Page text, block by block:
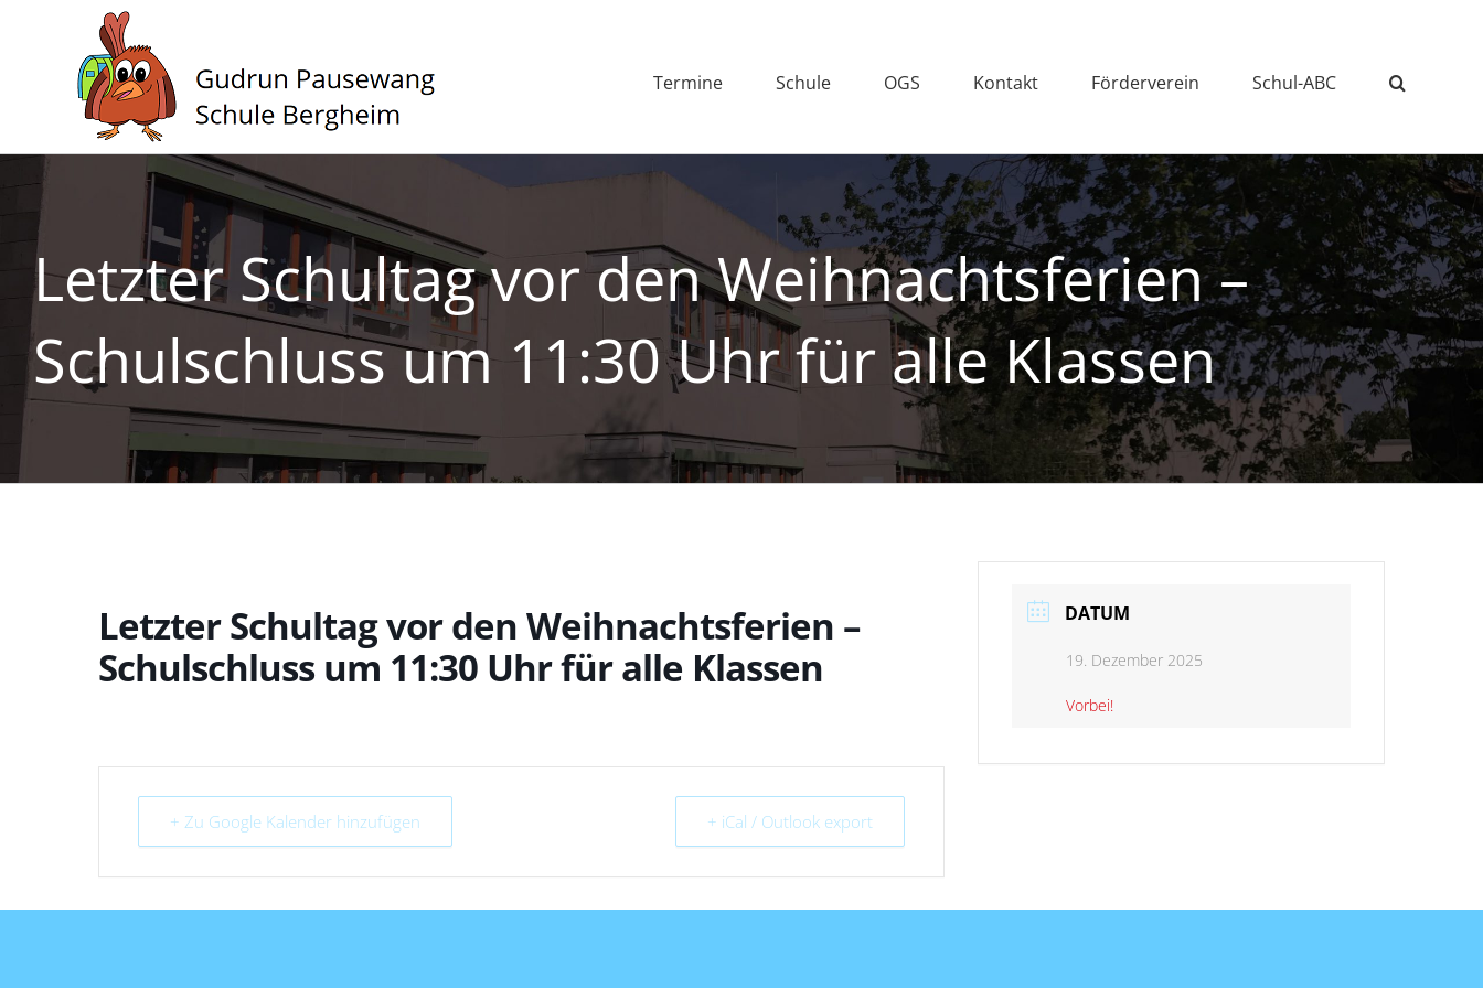
Termine Schule OGS Kontakt Förderverein Schul-ABC
Letzter Schultag vor den Weihnachtsferien –
Schulschluss um 11:30 Uhr für alle Klassen
Letzter Schultag vor den Weihnachtsferien –
Schulschluss um 11:30 Uhr für alle Klassen
+ Zu Google Kalender hinzufügen + iCal / Outlook export
DATUM
19. Dezember 2025
Vorbei!